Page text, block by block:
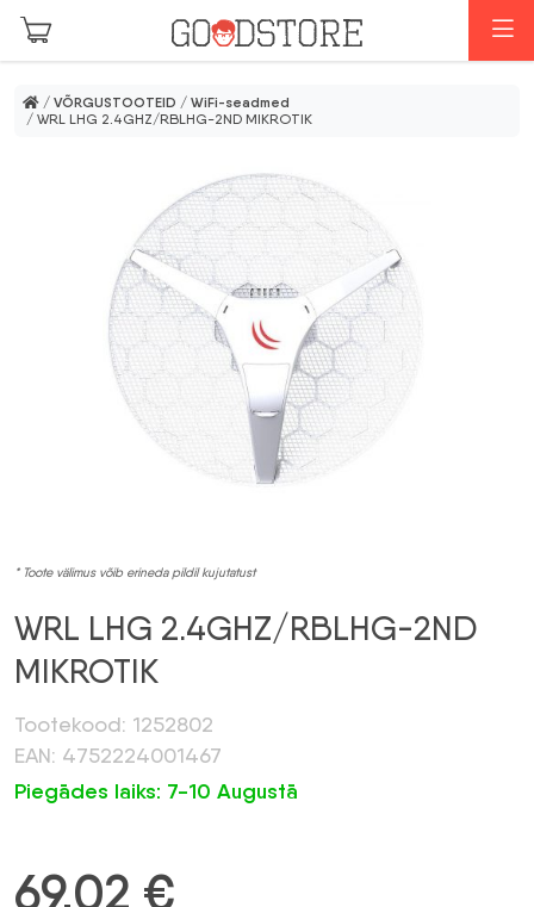
Skip to main content
/ VÕRGUSTOOTEID / WiFi-seadmed
/ WRL LHG 2.4GHZ/RBLHG-2ND MIKROTIK
* Toote välimus võib erineda pildil kujutatust
WRL LHG 2.4GHZ/RBLHG-2ND
MIKROTIK
Tootekood: 1252802
EAN: 4752224001467
Piegādes laiks: 7-10 Augustā
69,02 €